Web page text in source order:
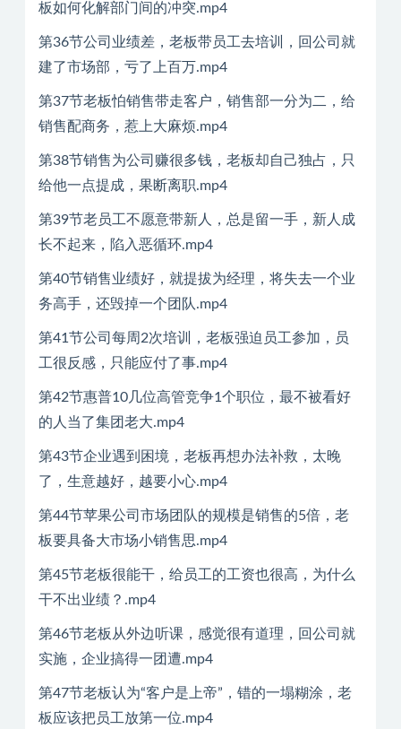
板如何化解部门间的冲突.mp4
第36节公司业绩差，老板带员工去培训，回公司就
建了市场部，亏了上百万.mp4
第37节老板怕销售带走客户，销售部一分为二，给
销售配商务，惹上大麻烦.mp4
第38节销售为公司赚很多钱，老板却自己独占，只
给他一点提成，果断离职.mp4
第39节老员工不愿意带新人，总是留一手，新人成
长不起来，陷入恶循环.mp4
第40节销售业绩好，就提拔为经理，将失去一个业
务高手，还毁掉一个团队.mp4
第41节公司每周2次培训，老板强迫员工参加，员
工很反感，只能应付了事.mp4
第42节惠普10几位高管竞争1个职位，最不被看好
的人当了集团老大.mp4
第43节企业遇到困境，老板再想办法补救，太晚
了，生意越好，越要小心.mp4
第44节苹果公司市场团队的规模是销售的5倍，老
板要具备大市场小销售思.mp4
第45节老板很能干，给员工的工资也很高，为什么
干不出业绩？.mp4
第46节老板从外边听课，感觉很有道理，回公司就
实施，企业搞得一团遭.mp4
第47节老板认为“客户是上帝”，错的一塌糊涂，老
板应该把员工放第一位.mp4